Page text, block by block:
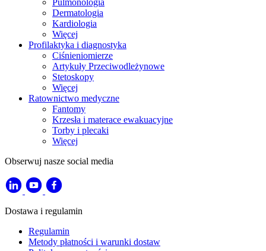
Pulmonologia
Dermatologia
Kardiologia
Więcej
Profilaktyka i diagnostyka
Ciśnieniomierze
Artykuły Przeciwodleżynowe
Stetoskopy
Więcej
Ratownictwo medyczne
Fantomy
Krzesła i materace ewakuacyjne
Torby i plecaki
Więcej
Obserwuj nasze social media
Dostawa i regulamin
Regulamin
Metody płatności i warunki dostaw